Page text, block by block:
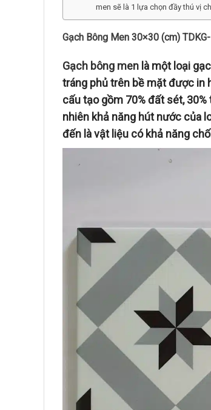
men sẽ là 1 lựa chọn đầy thú vị
Gạch Bông Men 30×30 (cm)
Gạch bông men là một loại
tráng phủ trên bề mặt được in
cấu tạo gồm 70% đất sét,
nhiên khả năng hút nước của
đến là vật liệu có khả năng